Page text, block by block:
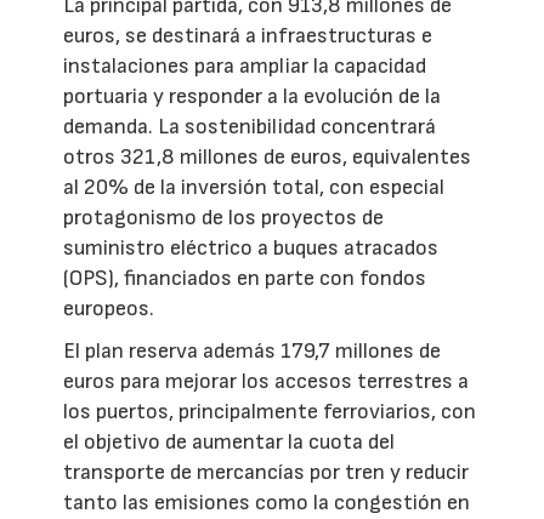
La principal partida, con 913,8 millones de
euros, se destinará a infraestructuras e
instalaciones para ampliar la capacidad
portuaria y responder a la evolución de la
demanda. La sostenibilidad concentrará
otros 321,8 millones de euros, equivalentes
al 20% de la inversión total, con especial
protagonismo de los proyectos de
suministro eléctrico a buques atracados
(OPS), financiados en parte con fondos
europeos.
El plan reserva además 179,7 millones de
euros para mejorar los accesos terrestres a
los puertos, principalmente ferroviarios, con
el objetivo de aumentar la cuota del
transporte de mercancías por tren y reducir
tanto las emisiones como la congestión en